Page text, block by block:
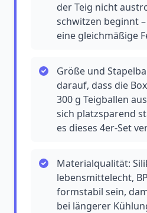
der Teig nicht
schwitzen beginnt
eine gleichmäßige
Größe und
darauf, dass die
300 g Teigballen
sich platzsparend
es dieses 4er-Set
Materialqualität:
lebensmittelecht,
formstabil sein,
bei längerer